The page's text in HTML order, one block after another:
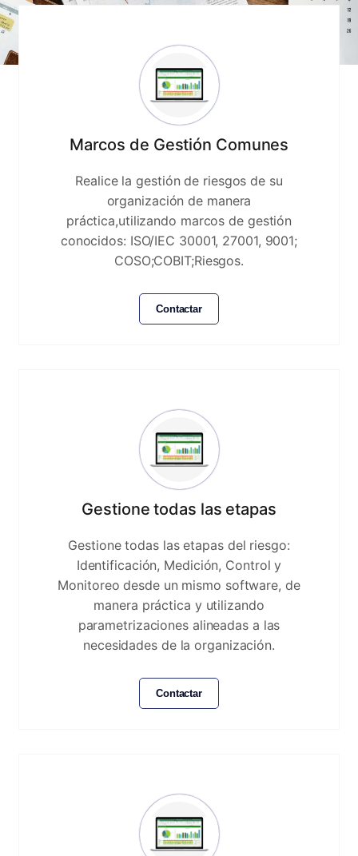
Marcos de Gestión Comunes
Realice la gestión de riesgos de su
organización de manera
práctica,utilizando marcos de gestión
conocidos: ISO/IEC 30001, 27001, 9001;
COSO;COBIT;Riesgos.
Contactar
Gestione todas las etapas
Gestione todas las etapas del riesgo:
Identificación, Medición, Control y
Monitoreo desde un mismo software, de
manera práctica y utilizando
parametrizaciones alineadas a las
necesidades de la organización.
Contactar